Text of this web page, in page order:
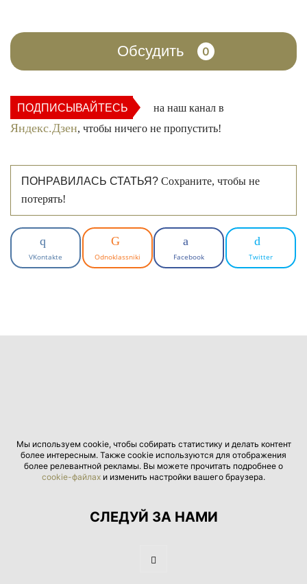
Обсудить 0
ПОДПИСЫВАЙТЕСЬ на наш канал в
Яндекс.Дзен, чтобы ничего не пропустить!
ПОНРАВИЛАСЬ СТАТЬЯ? Сохраните, чтобы не
потерять!
VKontakte Odnoklassniki Facebook Twitter
Мы используем cookie, чтобы собирать статистику и делать контент
более интересным. Также cookie используются для отображения
более релевантной рекламы. Вы можете прочитать подробнее о
cookie-файлах и изменить настройки вашего браузера.
СЛЕДУЙ ЗА НАМИ